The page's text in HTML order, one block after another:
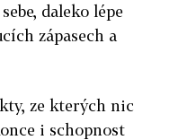
daleko lépe
zápasech a
ze kterých nic
i schopnost